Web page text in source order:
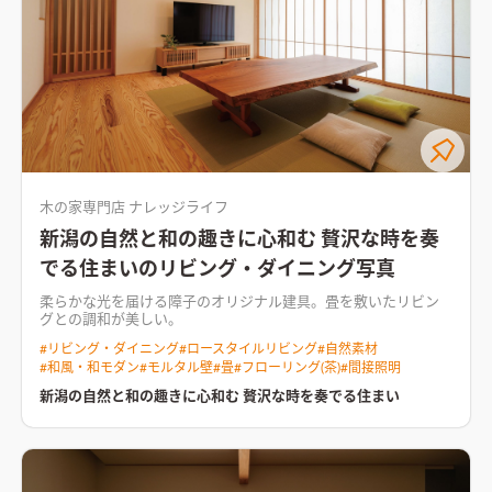
木の家専門店 ナレッジライフ
新潟の自然と和の趣きに心和む 贅沢な時を奏
でる住まいのリビング・ダイニング写真
柔らかな光を届ける障子のオリジナル建具。畳を敷いたリビン
グとの調和が美しい。
#リビング・ダイニング#ロースタイルリビング#自然素材
#和風・和モダン#モルタル壁#畳# フローリング(茶)#間接照明
新潟の自然と和の趣きに心和む 贅沢な時を奏でる住まい